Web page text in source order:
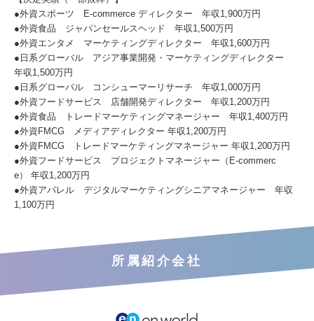
●外資スポーツ E-commerce ディレクター 年収1,900万円
●外資食品 ジャパンセールスヘッド 年収1,500万円
●外資エンタメ マーケティングディレクター 年収1,600万円
●日系グローバル アジア事業開発・マーケティングディレクター
年収1,500万円
●日系グローバル コンシューマーリサーチ 年収1,000万円
●外資フードサービス 店舗開発ディレクター 年収1,200万円
●外資食品 トレードマーケティングマネージャー 年収1,400万円
●外資FMCG メディアディレクター 年収1,200万円
●外資FMCG トレードマーケティングマネージャー 年収1,200万円
●外資フードサービス プロジェクトマネージャー（E-commerc
e） 年収1,200万円
●外資アパレル デジタルマーケティングシニアマネージャー 年収
1,100万円
所属紹介会社